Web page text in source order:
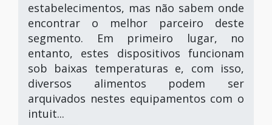
estabelecimentos, mas não sabem onde
encontrar o melhor parceiro deste
segmento. Em primeiro lugar, no
entanto, estes dispositivos funcionam
sob baixas temperaturas e, com isso,
diversos alimentos podem ser
arquivados nestes equipamentos com o
intuit...